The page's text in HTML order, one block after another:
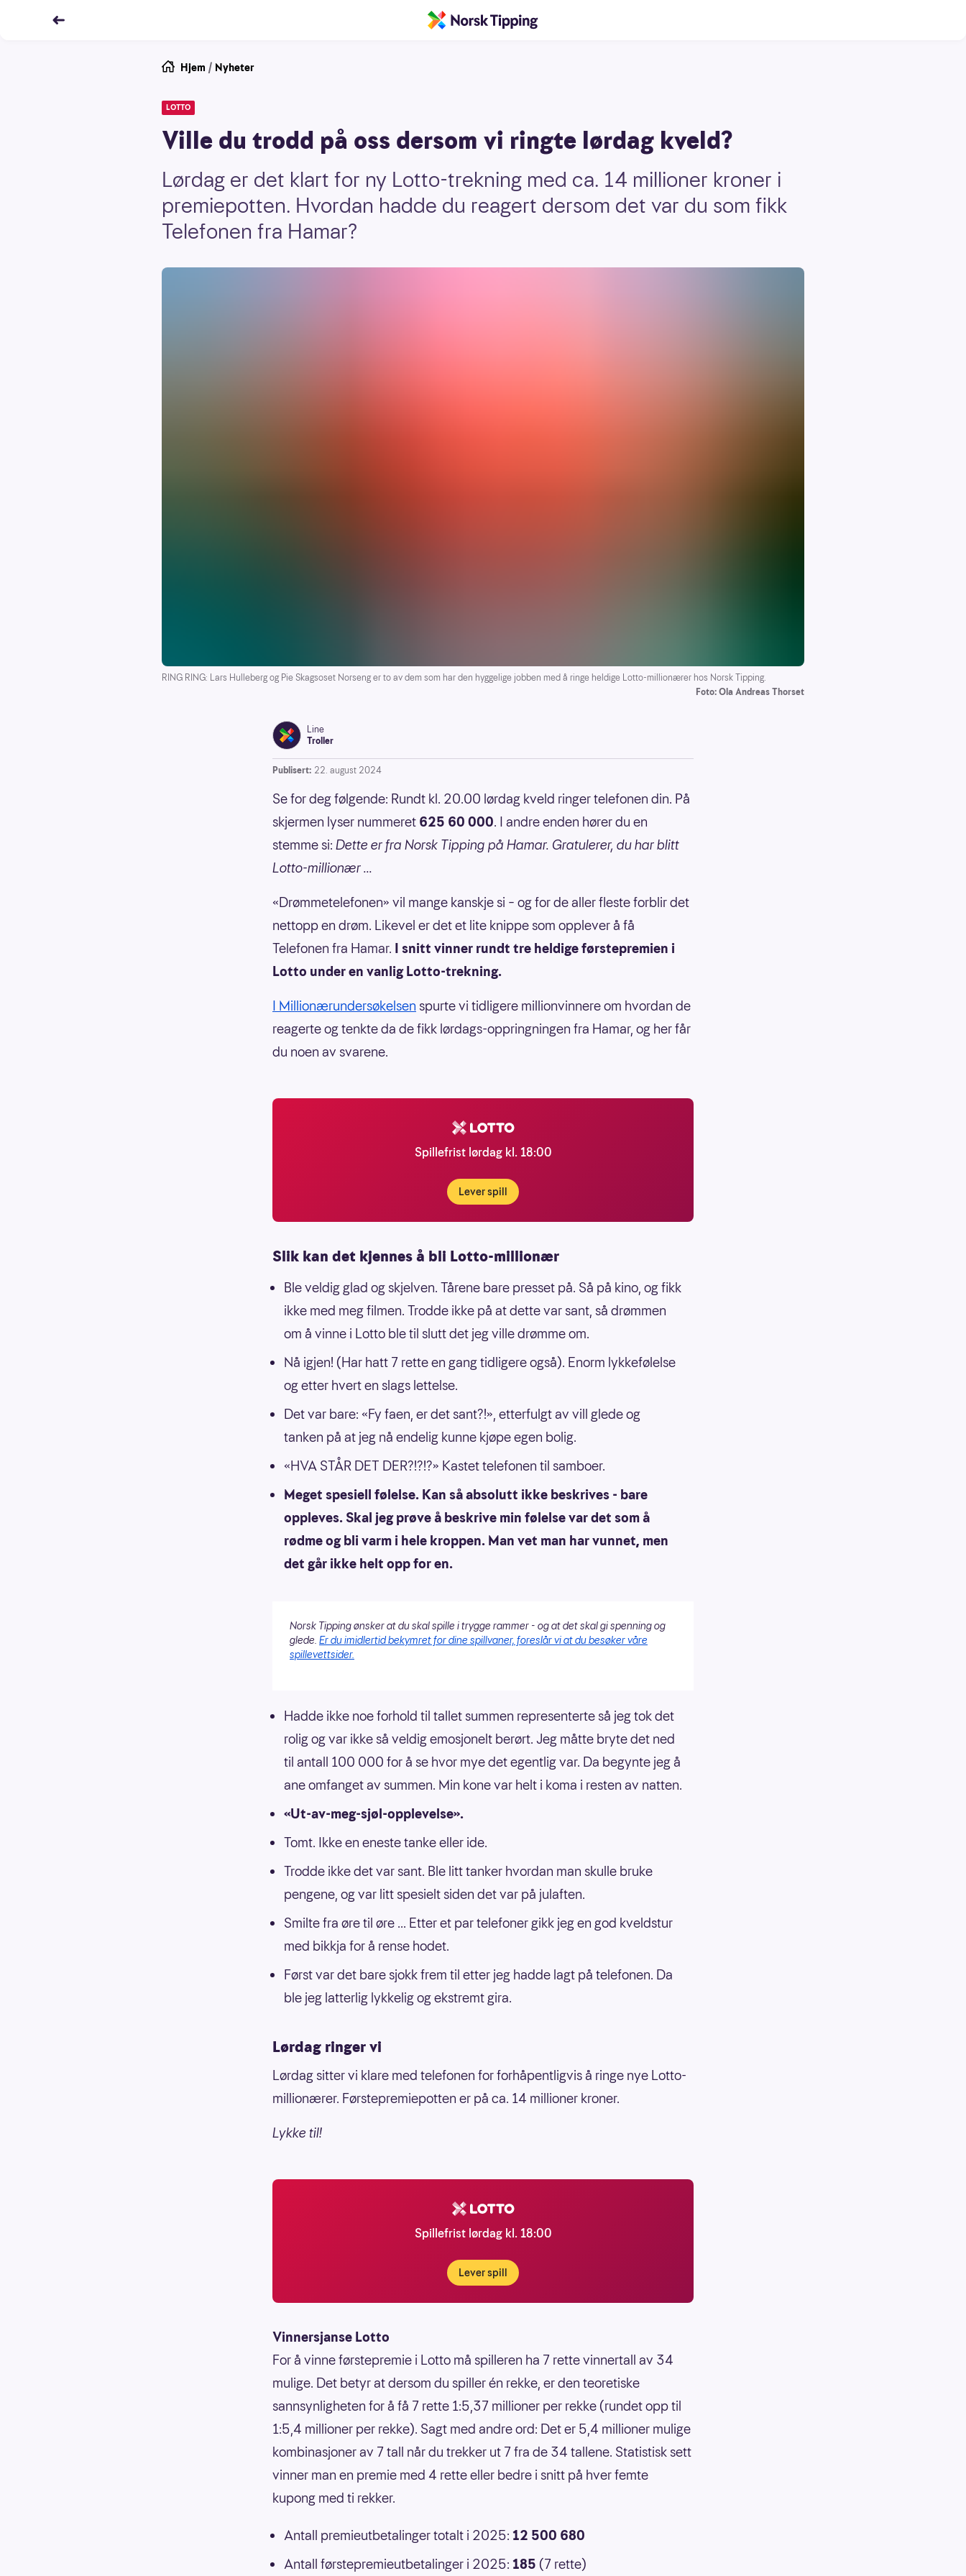
Hjem / Nyheter
LOTTO
Ville du trodd på oss dersom vi ringte lørdag kveld?
Lørdag er det klart for ny Lotto-trekning med ca. 14 millioner kroner i
premiepotten. Hvordan hadde du reagert dersom det var du som fikk
Telefonen fra Hamar?
RING RING: Lars Hulleberg og Pie Skagsoset Norseng er to av dem som har den hyggelige jobben med å ringe heldige Lotto-millionærer hos Norsk Tipping.
Foto: Ola Andreas Thorset
Line
Troller
Publisert: 22. august 2024
Se for deg følgende: Rundt kl. 20.00 lørdag kveld ringer telefonen din. På
skjermen lyser nummeret 625 60 000. I andre enden hører du en
stemme si: Dette er fra Norsk Tipping på Hamar. Gratulerer, du har blitt
Lotto-millionær ...
«Drømmetelefonen» vil mange kanskje si – og for de aller fleste forblir det
nettopp en drøm. Likevel er det et lite knippe som opplever å få
Telefonen fra Hamar. I snitt vinner rundt tre heldige førstepremien i
Lotto under en vanlig Lotto-trekning.
I Millionærundersøkelsen spurte vi tidligere millionvinnere om hvordan de
reagerte og tenkte da de fikk lørdags-oppringningen fra Hamar, og her får
du noen av svarene.
Spillefrist lørdag kl. 18:00
Lever spill
Slik kan det kjennes å bli Lotto-millionær
Ble veldig glad og skjelven. Tårene bare presset på. Så på kino, og fikk
ikke med meg filmen. Trodde ikke på at dette var sant, så drømmen
om å vinne i Lotto ble til slutt det jeg ville drømme om.
Nå igjen! (Har hatt 7 rette en gang tidligere også). Enorm lykkefølelse
og etter hvert en slags lettelse.
Det var bare: «Fy faen, er det sant?!», etterfulgt av vill glede og
tanken på at jeg nå endelig kunne kjøpe egen bolig.
«HVA STÅR DET DER?!?!?» Kastet telefonen til samboer.
Meget spesiell følelse. Kan så absolutt ikke beskrives - bare
oppleves. Skal jeg prøve å beskrive min følelse var det som å
rødme og bli varm i hele kroppen. Man vet man har vunnet, men
det går ikke helt opp for en.
Norsk Tipping ønsker at du skal spille i trygge rammer - og at det skal gi spenning og
glede. Er du imidlertid bekymret for dine spillvaner, foreslår vi at du besøker våre
spillevettsider.
Hadde ikke noe forhold til tallet summen representerte så jeg tok det
rolig og var ikke så veldig emosjonelt berørt. Jeg måtte bryte det ned
til antall 100 000 for å se hvor mye det egentlig var. Da begynte jeg å
ane omfanget av summen. Min kone var helt i koma i resten av natten.
«Ut-av-meg-sjøl-opplevelse».
Tomt. Ikke en eneste tanke eller ide.
Trodde ikke det var sant. Ble litt tanker hvordan man skulle bruke
pengene, og var litt spesielt siden det var på julaften.
Smilte fra øre til øre ... Etter et par telefoner gikk jeg en god kveldstur
med bikkja for å rense hodet.
Først var det bare sjokk frem til etter jeg hadde lagt på telefonen. Da
ble jeg latterlig lykkelig og ekstremt gira.
Lørdag ringer vi
Lørdag sitter vi klare med telefonen for forhåpentligvis å ringe nye Lotto-
millionærer. Førstepremiepotten er på ca. 14 millioner kroner.
Lykke til!
Spillefrist lørdag kl. 18:00
Lever spill
Vinnersjanse Lotto
For å vinne førstepremie i Lotto må spilleren ha 7 rette vinnertall av 34
mulige. Det betyr at dersom du spiller én rekke, er den teoretiske
sannsynligheten for å få 7 rette 1:5,37 millioner per rekke (rundet opp til
1:5,4 millioner per rekke). Sagt med andre ord: Det er 5,4 millioner mulige
kombinasjoner av 7 tall når du trekker ut 7 fra de 34 tallene. Statistisk sett
vinner man en premie med 4 rette eller bedre i snitt på hver femte
kupong med ti rekker.
Antall premieutbetalinger totalt i 2025: 12 500 680
Antall førstepremieutbetalinger i 2025: 185 (7 rette)